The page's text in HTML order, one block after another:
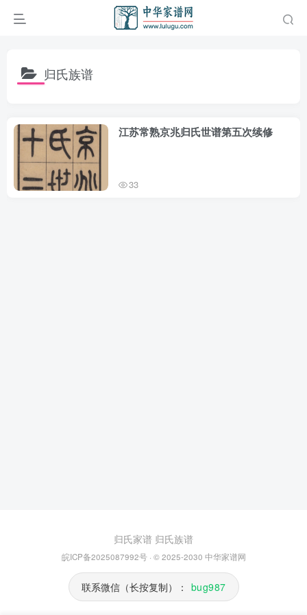
归氏族谱
江苏常熟京兆归氏世谱第五次续修
33
归氏家谱 归氏族谱
皖ICP备2025087992号· © 2025-2030 中华家谱网
联系微信（长按复制）： bug987